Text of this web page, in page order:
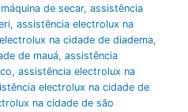
de secar, assistência
, assistência electrolux na
na cidade de diadema,
de mauá, assistência
, assistência electrolux na
electrolux na cidade de
na cidade de são